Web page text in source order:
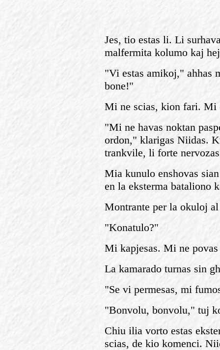
Jes, tio estas li. Li
malfermita kolumo kaj
"Vi estas amikoj," ahhas
bone!"
Mi ne scias, kion fari. Mi
"Mi ne havas noktan
ordon," klarigas Niidas.
trankvile, li forte
Mia kunulo enshovas
en la eksterma bataliono
Montrante per la okuloj
"Konatulo?"
Mi kapjesas. Mi ne
La kamarado turnas sin
"Se vi permesas, mi
"Bonvolu, bonvolu," tuj
Chiu ilia vorto estas
scias, de kio komenci.